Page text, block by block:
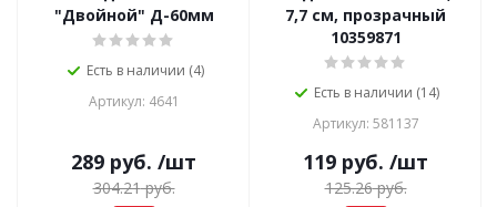
"Двойной" Д-60мм
Есть в наличии (4)
Артикул: 4641
289 руб. /шт
304.21руб.
7,7 см, прозрачный
10359871
Есть в наличии (14)
Артикул: 581137
119 руб. /шт
125.26руб.